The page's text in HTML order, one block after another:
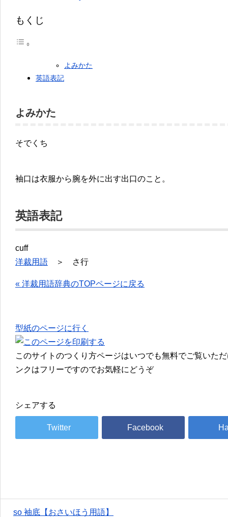
もくじ
よみかた
英語表記
よみかた
そでくち
袖口は衣服から腕を外に出す出口のこと。
英語表記
cuff
洋裁用語 ＞ さ行
« 洋裁用語辞典のTOPページに戻る
型紙のページに行く
このサイトのつくり方ページはいつでも無料でご覧いた
ンクはフリーですのでお気軽にどうぞ
シェアする
so 袖底【おさいほう用語】